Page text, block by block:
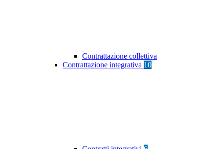
Contrattazione collettiva
Contrattazione integrativa 10